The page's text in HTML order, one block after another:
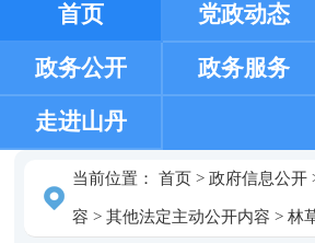
首页 党政动态
政务公开 政务服务
走进山丹
当前位置： 首页> 政府信息公开
容 > 其他法定主动公开内容 > 林